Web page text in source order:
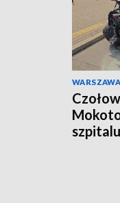
WARSZAWA
szpitalu